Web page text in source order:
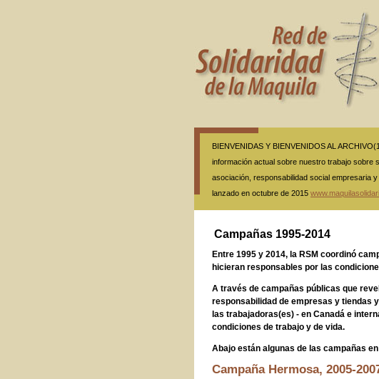
BIENVENIDAS Y BIENVENIDOS AL
información actual sobre nuestro trabajo sobre
asociación, responsabilidad social empresaria
lanzado en octubre de 2015
Campañas 1995-2014
Entre 1995 y 2014, la RSM coordinó
hicieran responsables por las
A través de campañas públicas que
responsabilidad de empresas y tiendas
las trabajadoras(es) - en Canadá e
condiciones de trabajo y de vida.
Abajo están algunas de las campañas
Campaña Hermosa, 2005-